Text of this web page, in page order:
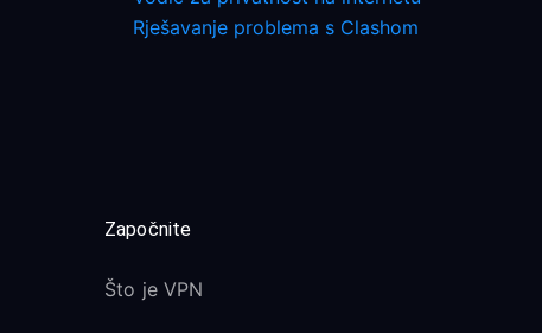
Rješavanje problema s Clashom
Započnite
Što je VPN